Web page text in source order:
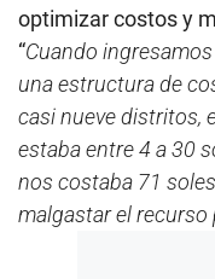
optimizar costos y
“Cuando
una estructura de
casi nueve distritos,
estaba entre 4 a 30
nos costaba 71
malgastar el recurso